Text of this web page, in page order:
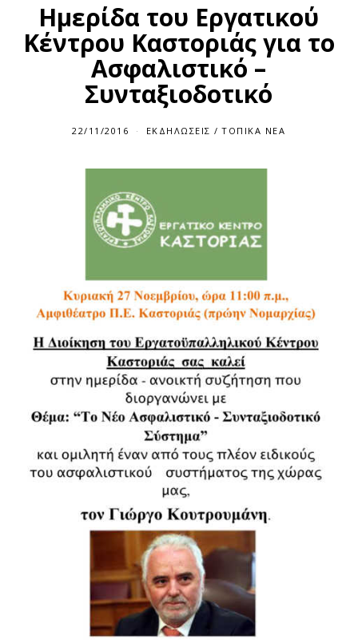
Ημερίδα του Εργατικού
Κέντρου Καστοριάς για το
Ασφαλιστικό –
Συνταξιοδοτικό
22/11/2016 ΕΚΔΗΛΏΣΕΙΣ / ΤΟΠΙΚΆ ΝΈΑ